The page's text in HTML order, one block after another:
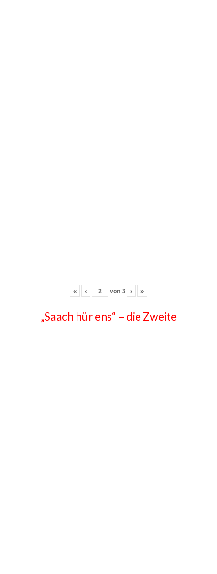
« ‹ von 3 › »
„Saach hür ens“ – die Zweite